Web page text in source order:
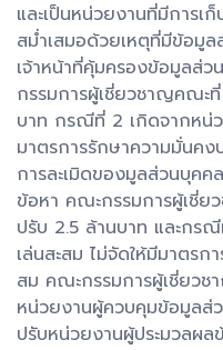
และเป็นหน่วยงานที่มีการ
สม่ำเสมอด้วยเหตุที่มีข้อมู
เจ้าหน้าที่คุ้มครองข้อมูลส่
กรรมการผู้เชี่ยวชาญคณะ
บาท กรณีที่ 2 เกิดจากหน่ว
มาตรการรักษาความมั่นคง
การละเมิดของมูลส่วนบุค
ข้อหา คณะกรรมการผู้เชี่
ปรับ 2.5 ล้านบาท และกร
เล่นสะสม ไม่จัดให้มีมาตร
สม คณะกรรมการผู้เชี่ยว
หน่วยงานผู้ควบคุมข้อมูลส่
ปรับหน่วยงานผู้ประมวลผ